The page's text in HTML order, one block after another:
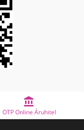

OTP Online Áruhitel